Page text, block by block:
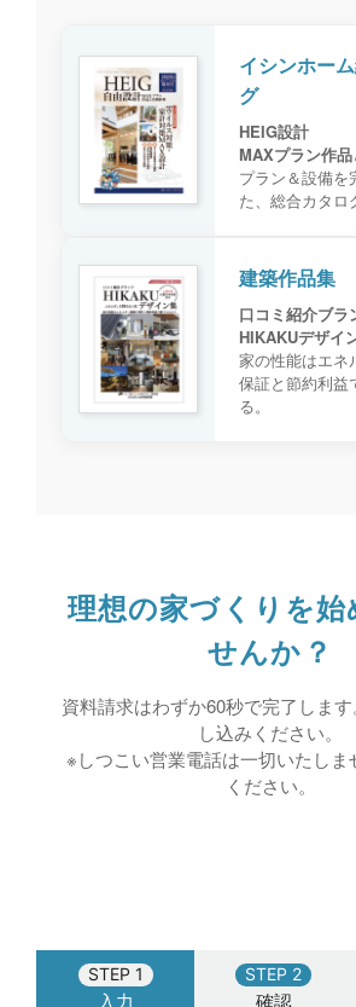
イシンホー
グ
HEIG設計
MAXプラン作
プラン＆設備を
た、総合カタロ
建築作品集
口コミ紹介ブラ
HIKAKUデザイ
家の性能はエネ
保証と節約利益
る。
理想の家づくりを始
せんか？
資料請求はわずか60秒で完了しま
し込みください。
※しつこい営業電話は一切いたしま
ください。